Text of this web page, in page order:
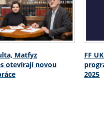
Matfyz
otevírají novou
FF
2025